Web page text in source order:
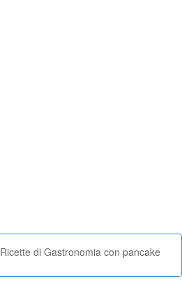
Ricette di Gastronomia con pancake